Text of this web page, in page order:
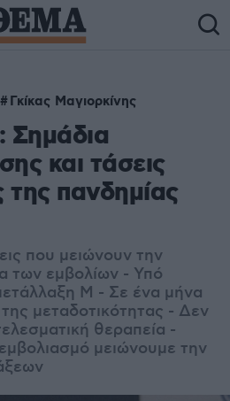
Γκίκας Μαγιορκίνης
Σημάδια
και τάσεις
πανδημίας
που μειώνουν την
των εμβολίων - Υπό
Μ - Σε ένα μήνα
μεταδοτικότητας - Δεν
θεραπεία -
μειώνουμε την